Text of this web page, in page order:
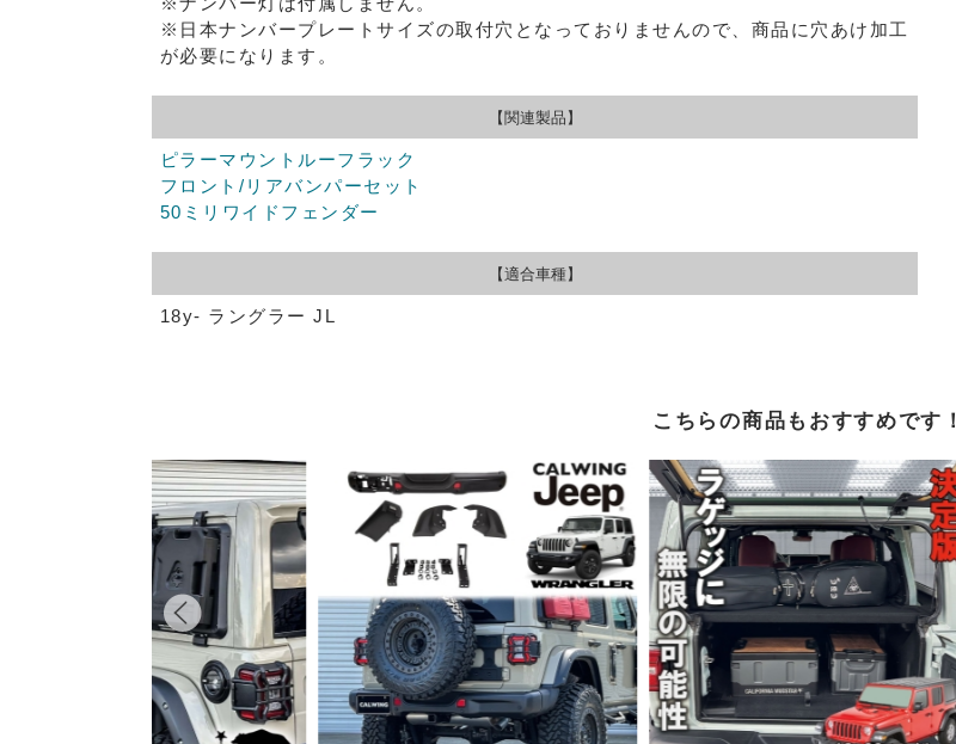
※日本ナンバープレートサイズの取付穴となっておりませんので、商品に穴あけ加工
が必要になります。
【関連製品】
ピラーマウントルーフラック
フロント/リアバンパーセット
50ミリワイドフェンダー
【適合車種】
18y- ラングラー JL
こちらの商品もおすすめです！